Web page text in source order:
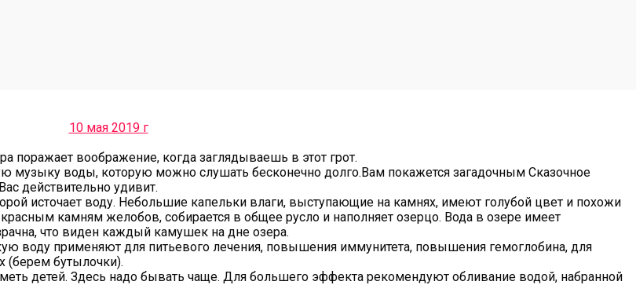
10 мая 2019 г
воображение, когда заглядываешь в этот грот.
музыку воды, которую можно слушать бесконечно долго.Вам покажется загадочным Сказочное
действительно удивит.
источает воду. Небольшие капельки влаги, выступающие на камнях, имеют голубой цвет и похожи
камням желобов, собирается в общее русло и наполняет озерцо. Вода в озере имеет
что виден каждый камушек на дне озера.
воду применяют для питьевого лечения, повышения иммунитета, повышения гемоглобина, для
(берем бутылочки).
детей. Здесь надо бывать чаще. Для большего эффекта рекомендуют обливание водой, набранной